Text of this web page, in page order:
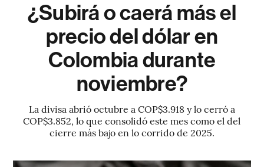
¿Subirá o caerá más el
precio del dólar en
Colombia durante
noviembre?
La divisa abrió octubre a COP$3.918 y lo cerró a
COP$3.852, lo que consolidó este mes como el del
cierre más bajo en lo corrido de 2025.